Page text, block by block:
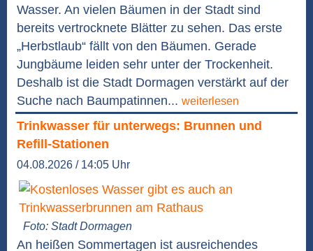
Wasser. An vielen Bäumen in der Stadt sind
bereits vertrocknete Blätter zu sehen. Das erste
„Herbstlaub“ fällt von den Bäumen. Gerade
Jungbäume leiden sehr unter der Trockenheit.
Deshalb ist die Stadt Dormagen verstärkt auf der
Suche nach Baumpatinnen... weiterlesen
Trinkwasser für unterwegs: Brunnen und
Refill-Stationen
04.08.2026 / 14:05 Uhr
Foto: Stadt Dormagen
An heißen Sommertagen ist ausreichendes